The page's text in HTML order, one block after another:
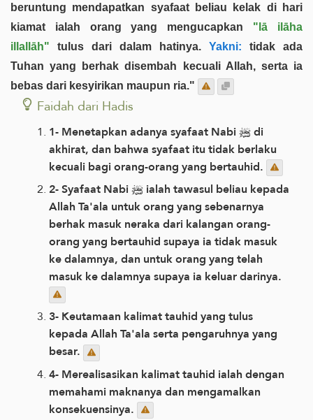
beruntung mendapatkan syafaat beliau kelak di hari
kiamat ialah orang yang mengucapkan "lā ilāha
illallāh" tulus dari dalam hatinya. Yakni: tidak ada
Tuhan yang berhak disembah kecuali Allah, serta ia
bebas dari kesyirikan maupun ria."
Faidah dari Hadis
1- Menetapkan adanya syafaat Nabi ﷺ di
akhirat, dan bahwa syafaat itu tidak berlaku
kecuali bagi orang-orang yang bertauhid.
2- Syafaat Nabi ﷺ ialah tawasul beliau kepada
Allah Ta'ala untuk orang yang sebenarnya
berhak masuk neraka dari kalangan orang-
orang yang bertauhid supaya ia tidak masuk
ke dalamnya, dan untuk orang yang telah
masuk ke dalamnya supaya ia keluar darinya.
3- Keutamaan kalimat tauhid yang tulus
kepada Allah Ta'ala serta pengaruhnya yang
besar.
4- Merealisasikan kalimat tauhid ialah dengan
memahami maknanya dan mengamalkan
konsekuensinya.